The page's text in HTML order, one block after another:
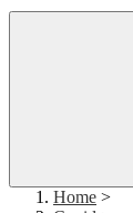
Home >